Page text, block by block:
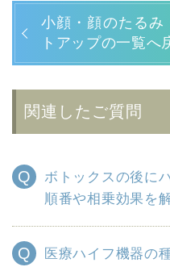
小顔・顔のたるみ
トアップの一覧へ
関連したご質問
ボトックスの後に
順番や相乗効果を
医療ハイフ機器の